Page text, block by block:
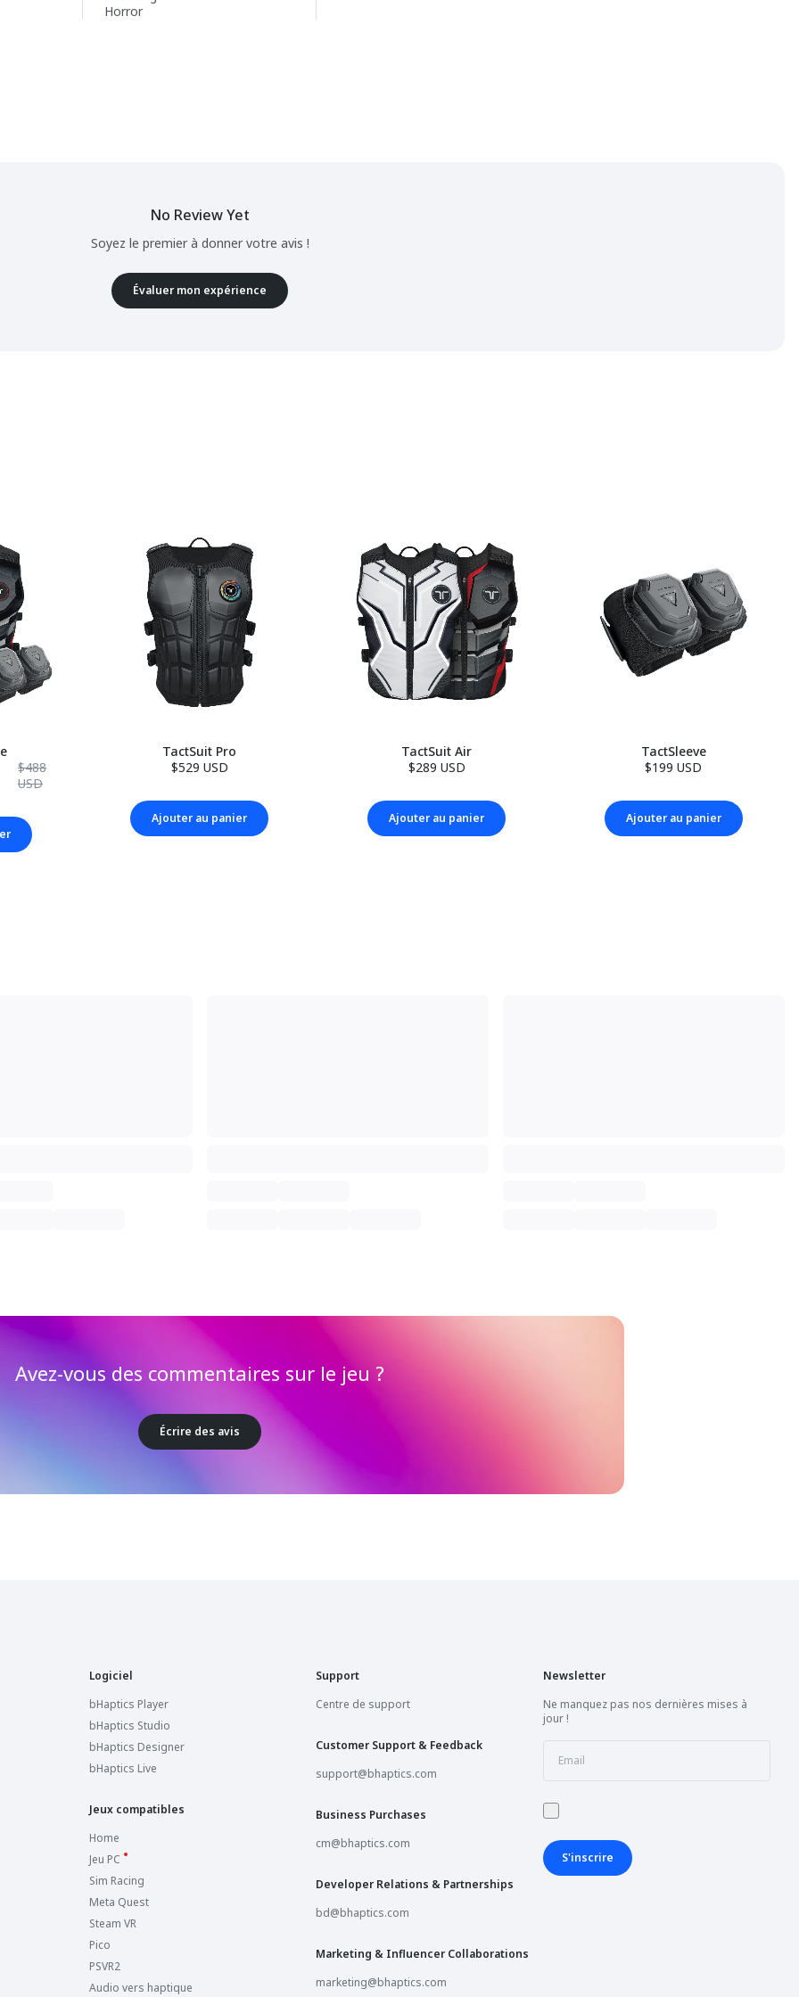
Horror
No Review Yet
Soyez le premier à donner votre avis !
Évaluer mon expérience
$488
USD
TactSuit Pro
$529 USD
Ajouter au panier
TactSuit Air
$289 USD
Ajouter au panier
TactSleeve
$199 USD
Ajouter au panier
Avez-vous des commentaires sur le jeu ?
Écrire des avis
Logiciel
bHaptics Player
bHaptics Studio
bHaptics Designer
bHaptics Live
Jeux compatibles
Home
Jeu PC
Sim Racing
Meta Quest
Steam VR
Pico
PSVR2
Audio vers haptique
Support
Centre de support
Customer Support & Feedback
support@bhaptics.com
Business Purchases
cm@bhaptics.com
Developer Relations & Partnerships
bd@bhaptics.com
Marketing & Influencer Collaborations
marketing@bhaptics.com
Newsletter
Ne manquez pas nos dernières mises à
jour !
S'inscrire